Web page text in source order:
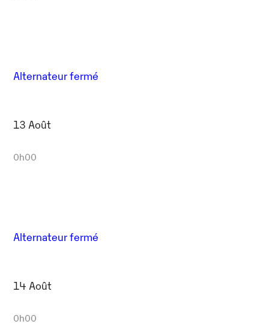
Alternateur fermé
13 Août
0h00
Alternateur fermé
14 Août
0h00